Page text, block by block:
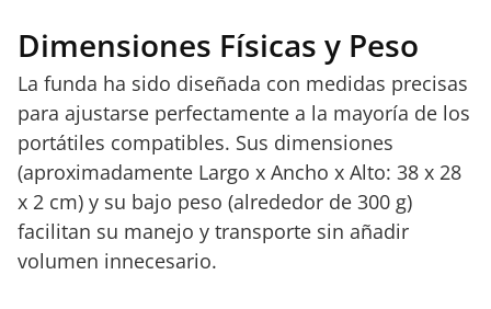
Dimensiones Físicas y Peso
La funda ha sido diseñada con medidas precisas
para ajustarse perfectamente a la mayoría de los
portátiles compatibles. Sus dimensiones
(aproximadamente Largo x Ancho x Alto: 38 x 28
x 2 cm) y su bajo peso (alrededor de 300 g)
facilitan su manejo y transporte sin añadir
volumen innecesario.